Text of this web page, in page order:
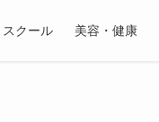
スクール 美容・健康